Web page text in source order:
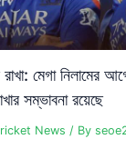
মেগা নিলামের
সম্ভাবনা রয়েছে
News / By